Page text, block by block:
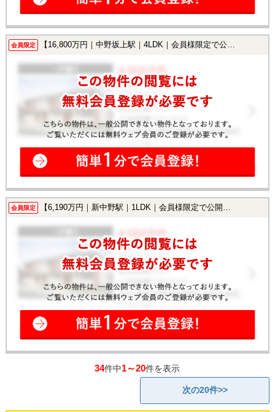
会員限定 【16,800万円｜中野坂上駅｜4LDK｜会員様限定で公開中！】
会員限定 【6,190万円｜新中野駅｜1LDK｜会員様限定で公開中！】
34件中1～20件を表示
次の20件>>